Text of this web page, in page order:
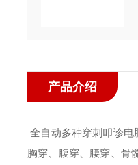
产品介绍
全自动多种穿刺叩诊
胸穿、腹穿、腰穿、骨